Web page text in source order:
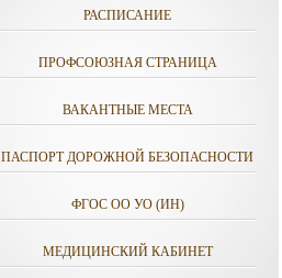
РАСПИСАНИЕ
ПРОФСОЮЗНАЯ СТРАНИЦА
ВАКАНТНЫЕ МЕСТА
ПАСПОРТ ДОРОЖНОЙ БЕЗОПАСНОСТИ
ФГОС ОО УО (ИН)
МЕДИЦИНСКИЙ КАБИНЕТ